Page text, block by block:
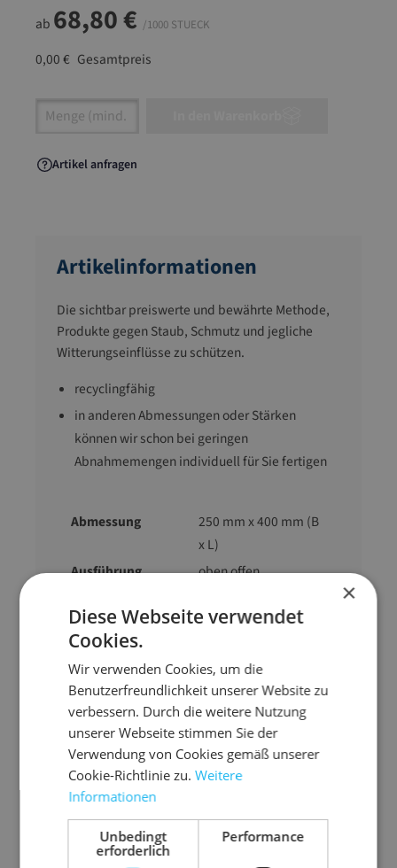
ab 68,80 € /1000 STUECK
0,00 € Gesamtpreis
Artikel Anzahl: Gib den gewünschten Wert
Artikel anfragen
Artikelinformationen
Die sichtbar preiswerte und bewährte Methode,
Produkte gegen Staub, Schmutz und jegliche
Witterungseinflüsse zu schützen.
recyclingfähig
in anderen Abmessungen oder Stärken
können wir schon bei geringen
Abnahmemengen individuell für Sie fertigen
Abmessung
250 mm x 400 mm (B
x L)
Ausführung
oben offen
Material
PE-Folie
Stärke
Gewicht
5 g
×
Diese Webseite verwendet
Cookies.
Wir verwenden Cookies, um die
Benutzerfreundlichkeit unserer Website zu
verbessern. Durch die weitere Nutzung
unserer Webseite stimmen Sie der
Verwendung von Cookies gemäß unserer
Cookie-Richtlinie zu.Weitere
Informationen
Unbedingt
erforderlich
Performance